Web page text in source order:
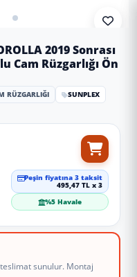
2019 Sonrası
Cam Rüzgarlığı Ön
RÜZGARLIĞI
SUNPLEX
Peşin fiyatına 3 taksit
495,47 TL x 3
%5 Havale
sunulur. Montaj